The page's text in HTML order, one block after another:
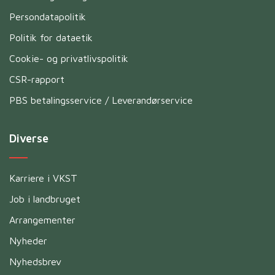
Persondatapolitik
Politik for dataetik
Cookie- og privatlivspolitik
CSR-rapport
PBS betalingsservice / Leverandørservice
Diverse
Karriere i VKST
Job i landbruget
Arrangementer
Nyheder
Nyhedsbrev